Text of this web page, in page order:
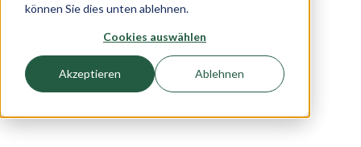
können Sie dies unten ablehnen.
Cookies auswählen
Akzeptieren Ablehnen